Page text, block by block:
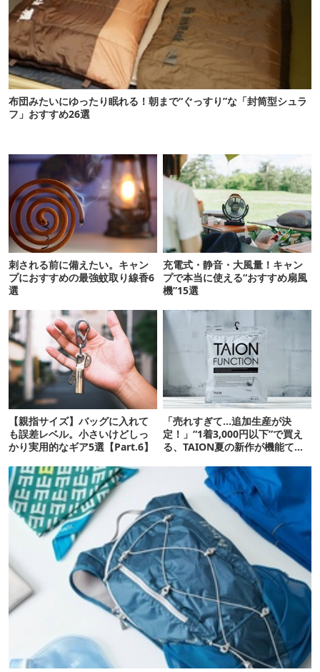
布団みたいにゆったり眠れる！朝まで“ぐっすり”な「封筒型シュラ
フ」おすすめ26選
刺される前に備えたい。キャン
プにおすすめの最強蚊取り線香6
選
充電式・静音・大風量！キャン
プで本当に使える“おすすめ扇風
機”15選
【親指サイズ】バッグに入れて
も誤差レベル。小さいけどしっ
かり実用的なギア5選【Part.6】
「売れすぎて…追加生産が決
定！」“1着3,000円以下”で買え
る、TAION夏の新作が機能てん